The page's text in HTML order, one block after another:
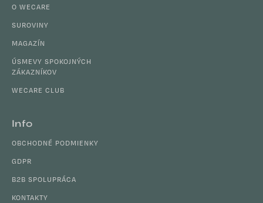
O WECARE
SUROVINY
MAGAZÍN
ÚSMEVY SPOKOJNÝCH
ZÁKAZNÍKOV
WECARE CLUB
Info
OBCHODNÉ PODMIENKY
GDPR
B2B SPOLUPRÁCA
KONTAKTY